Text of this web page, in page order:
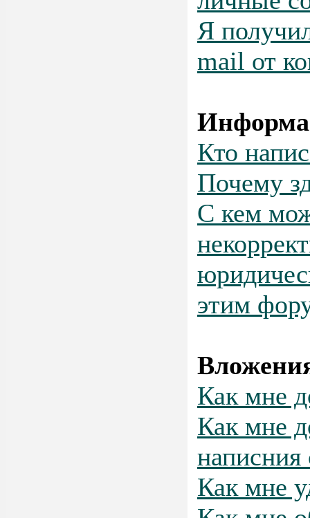
Я
mail от
Кто
Почему
С кем
этим
Как мне
Как мне
Как мне